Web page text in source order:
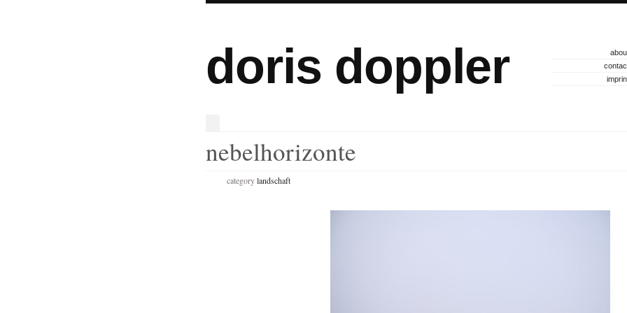
doris doppler
nebelhorizonte
categorylandschaft